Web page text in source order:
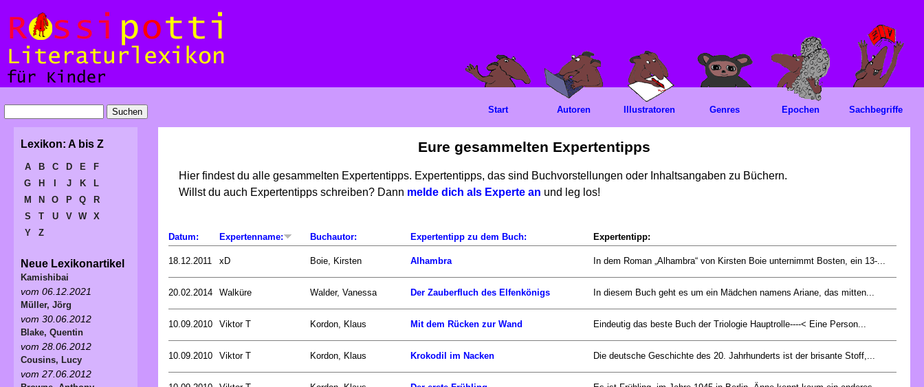
Eure gesammelten Expertentipps
Hier findest du alle gesammelten Expertentipps. Expertentipps, das sind Buchvorstellungen oder Inhaltsangaben zu Büchern.
Willst du auch Expertentipps schreiben? Dann melde dich als Experte an und leg los!
Datum: Expertenname: Buchautor: Expertentipp zu dem Buch: Expertentipp:
18.12.2011 xD Boie, Kirsten Alhambra In dem Roman „Alhambra“ von Kirsten Boie unternimmt Bosten, ein 13-...
20.02.2014 Walküre Walder, Vanessa Der Zauberfluch des Elfenkönigs In diesem Buch geht es um ein Mädchen namens Ariane, das mitten...
10.09.2010 Viktor T Kordon, Klaus Mit dem Rücken zur Wand Eindeutig das beste Buch der Triologie Hauptrolle----< Eine Person...
10.09.2010 Viktor T Kordon, Klaus Krokodil im Nacken Die deutsche Geschichte des 20. Jahrhunderts ist der brisante Stoff,...
Start Autoren Illustratoren Genres Epochen Sachbegriffe
Lexikon: A bis Z
A B C D E
F
G
H J K
L
M
N O P Q
R
S
T U V W
X
Y
Z
Neue Lexikonartikel
Kamishibai
vom 06.12.2021
Müller, Jörg
vom 30.06.2012
Blake, Quentin
vom 28.06.2012
Cousins, Lucy
vom 27.06.2012